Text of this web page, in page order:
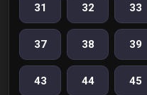
31 32 33
37 38 39
43 44 45